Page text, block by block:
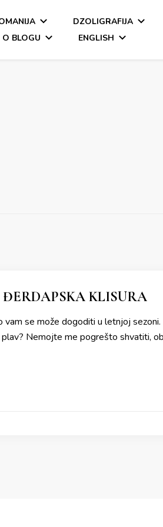
DZOLIGRAFIJA
O BLOGU ENGLISH
KLISURA
se može dogoditi u letnjoj
Nemojte me pogrešto shvatiti,